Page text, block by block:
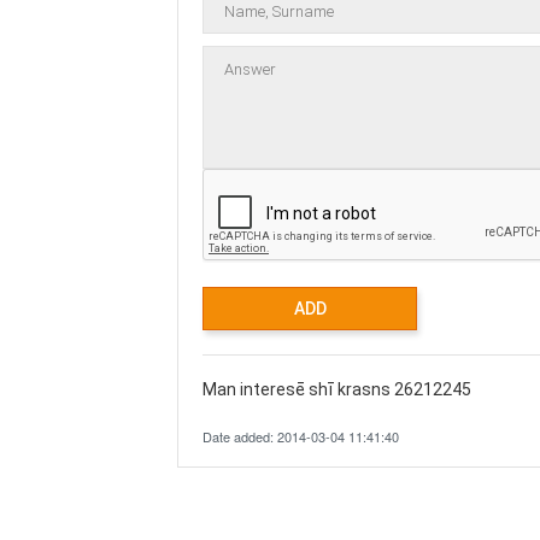
Man interesē shī krasns 26212245
Date added: 2014-03-04 11:41:40